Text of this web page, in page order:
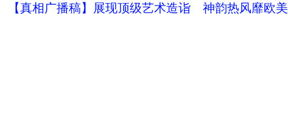
【真相广播稿】展现顶级艺术造诣 神韵热风靡欧美